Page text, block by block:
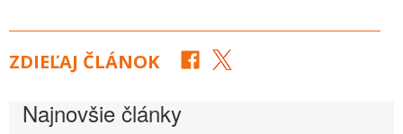
ZDIEĽAJ ČLÁNOK
Najnovšie články